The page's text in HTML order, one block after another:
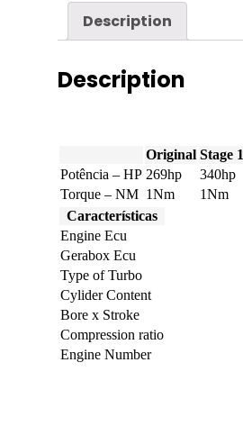
Tier
269hp
Description
Description
Original Stage 1
Potência – HP 269hp 340hp
Torque – NM 1Nm 1Nm
Características
Engine Ecu
Gerabox Ecu
Type of Turbo
Cylider Content
Bore x Stroke
Compression ratio
Engine Number